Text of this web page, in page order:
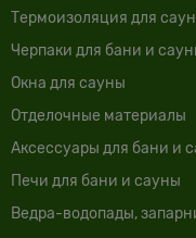
Термоизоляция для
Черпаки для бани и
Окна для сауны
Отделочные материалы
Аксессуары для бани и
Печи для бани и сауны
Ведра-водопады,